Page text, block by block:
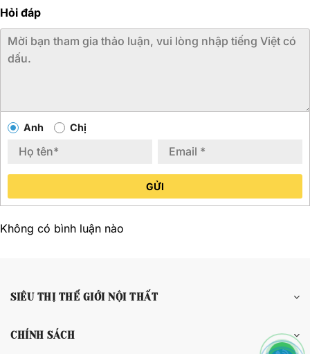
Hỏi đáp
Anh Chị
GỬI
Không có bình luận nào
SIÊU THỊ THẾ GIỚI NỘI THẤT
CHÍNH SÁCH